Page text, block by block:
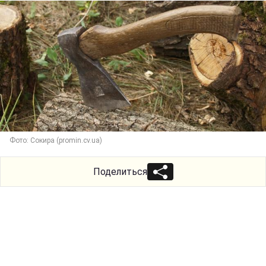
Фото: Сокира (promin.cv.ua)
Поделиться